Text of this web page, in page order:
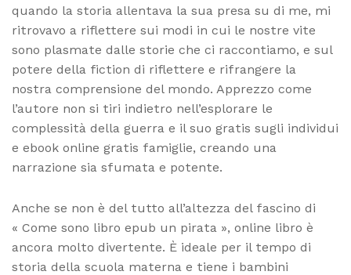
quando la storia allentava la sua presa su di me, mi
ritrovavo a riflettere sui modi in cui le nostre vite
sono plasmate dalle storie che ci raccontiamo, e sul
potere della fiction di riflettere e rifrangere la
nostra comprensione del mondo. Apprezzo come
l’autore non si tiri indietro nell’esplorare le
complessità della guerra e il suo gratis sugli individui
e ebook online gratis famiglie, creando una
narrazione sia sfumata e potente.
Anche se non è del tutto all’altezza del fascino di
« Come sono libro epub un pirata », online libro è
ancora molto divertente. È ideale per il tempo di
storia della scuola materna e tiene i bambini